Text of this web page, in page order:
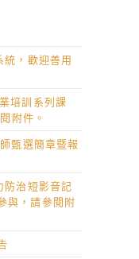
，歡迎善用
培訓系列課
附件。
甄選簡章暨報
防治短影音記
與，請參閱附